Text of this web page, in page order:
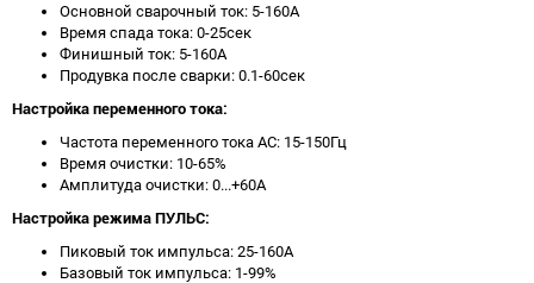
Основной сварочный ток: 5-160А
Время спада тока: 0-25сек
Финишный ток: 5-160А
Продувка после сварки: 0.1-60сек
Настройка переменного тока:
Частота переменного тока AC: 15-150Гц
Время очистки: 10-65%
Амплитуда очистки: 0...+60А
Настройка режима ПУЛЬС:
Пиковый ток импульса: 25-160А
Базовый ток импульса: 1-99%